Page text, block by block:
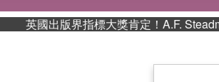
英國出版界指標大獎肯定！A.F.